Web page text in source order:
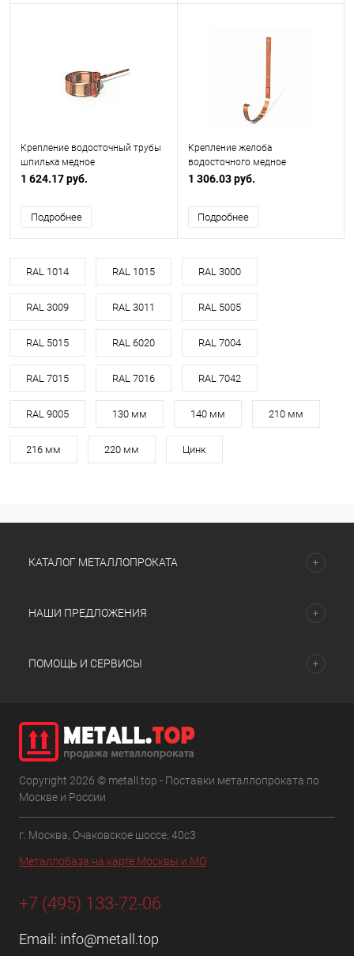
Крепление водосточный трубы
шпилька медное
ф90х10х250мм
1 624.17 руб.
Подробнее
Крепление желоба
водосточного медное
ф120х200мм
1 306.03 руб.
Подробнее
RAL 1014 RAL 1015 RAL 3000
RAL 3009 RAL 3011 RAL 5005
RAL 5015 RAL 6020 RAL 7004
RAL 7015 RAL 7016 RAL 7042
RAL 9005 130 мм 140 мм 210 мм
216 мм 220 мм Цинк
КАТАЛОГ МЕТАЛЛОПРОКАТА
НАШИ ПРЕДЛОЖЕНИЯ
ПОМОЩЬ И СЕРВИСЫ
Copyright 2026 © metall.top - Поставки металлопроката по
Москве и России
г. Москва, Очаковское шоссе, 40с3
Металлобаза на карте Москвы и МО
+7 (495) 133-72-06
Email: info@metall.top